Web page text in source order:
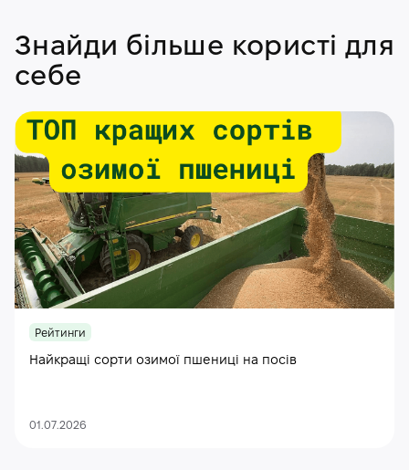
Знайди більше користі для
себе
Рейтинги
Найкращі сорти озимої пшениці на посів
01.07.2026